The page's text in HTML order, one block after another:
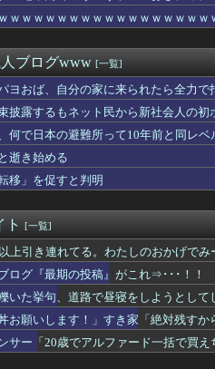
たお父さん、グレる
る。わたしのおかげでみーんな40km走
?????
」ﾊﾟｼｬ→このお○ぱいでスポブラはエ...
」
・
んだがｗｗｗｗｗｗｗｗwwww
ｗｗｗｗｗｗｗｗｗｗ
ｗｗｗｗｗｗｗｗｗｗｗｗｗｗｗｗｗ
されず夫・ひろゆきさんに“離婚”を提
てしまうww
てしまったから目指す目標がない！！
こちらです」
いをさらけ出すｗｗｗwｗｗｗｗｗｗ
ー、選手を発情させるウインク
ｗｗｗｗｗｗｗｗｗｗｗｗｗｗｗｗｗ
ブログwww [一覧]
ヨおば、自分の家に来られたら全力
披露するもネット民から新社会人の
何で日本の避難所って10年前と同レベ
逝き始める
移」を促すと判明
ト [一覧]
上引き連れてる。わたしのおかげで
ログ『最期の投稿』がこれ⇒･･･！！
いた挙句、道路で昼寝をしようとして
お願いします！」すき家「絶対残す
サー「20歳でアルファード一括で買